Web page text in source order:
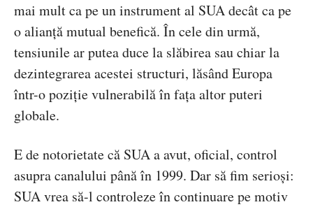
mai mult ca pe un instrument al SUA decât ca pe
o alianță mutual benefică. În cele din urmă,
tensiunile ar putea duce la slăbirea sau chiar la
dezintegrarea acestei structuri, lăsând Europa
într-o poziție vulnerabilă în fața altor puteri
globale.
E de notorietate că SUA a avut, oficial, control
asupra canalului pânăîn 1999. Dar să fim serioși:
SUA vrea să-l controleze în continuare pe motiv